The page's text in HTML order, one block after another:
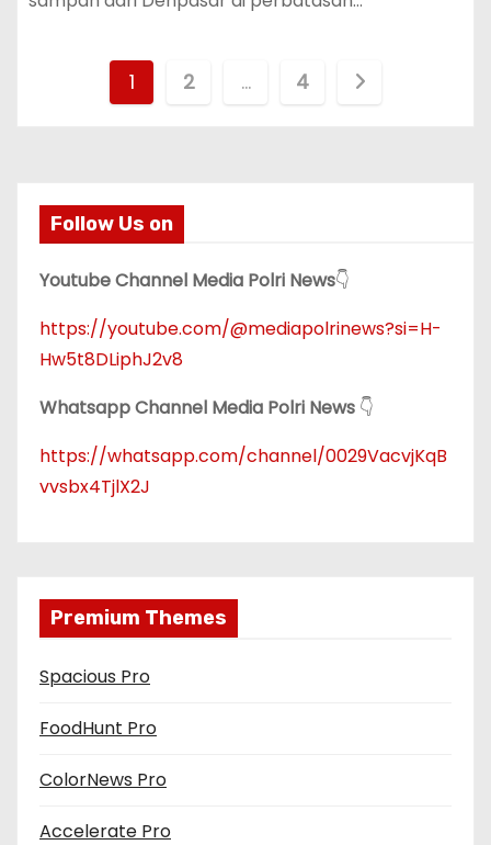
i
n
a
s
i
p
o
1 2 … 4
Follow Us on
Youtube Channel Media Polri News👇
https://youtube.com/@mediapolrinews?si=H-
Hw5t8DLiphJ2v8
Whatsapp Channel Media Polri News 👇
https://whatsapp.com/channel/0029VacvjKqB
vvsbx4TjlX2J
Premium Themes
Spacious Pro
FoodHunt Pro
ColorNews Pro
Accelerate Pro